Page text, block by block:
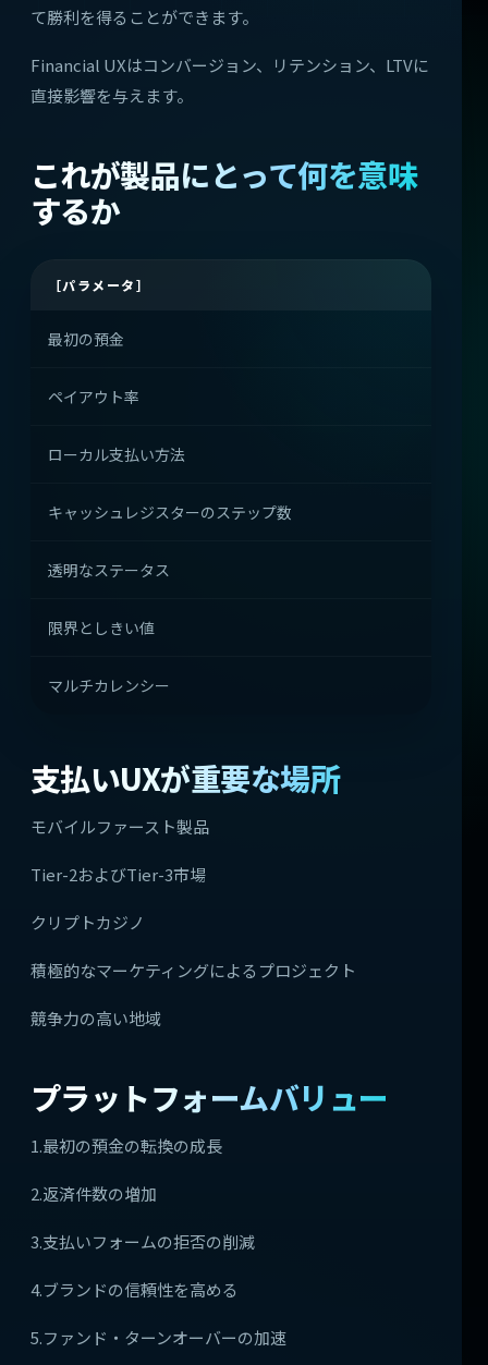
て勝利を得ることができます。
Financial UXはコンバージョン、リテンション、LTVに
直接影響を与えます。
これが製品にとって何を意味
するか
［パラメータ］
最初の預金
ペイアウト率
ローカル支払い方法
キャッシュレジスターのステップ数
透明なステータス
限界としきい値
マルチカレンシー
支払いUXが重要な場所
モバイルファースト製品
Tier-2およびTier-3市場
クリプトカジノ
積極的なマーケティングによるプロジェクト
競争力の高い地域
プラットフォームバリュー
1.最初の預金の転換の成長
2.返済件数の増加
3.支払いフォームの拒否の削減
4.ブランドの信頼性を高める
5.ファンド・ターンオーバーの加速